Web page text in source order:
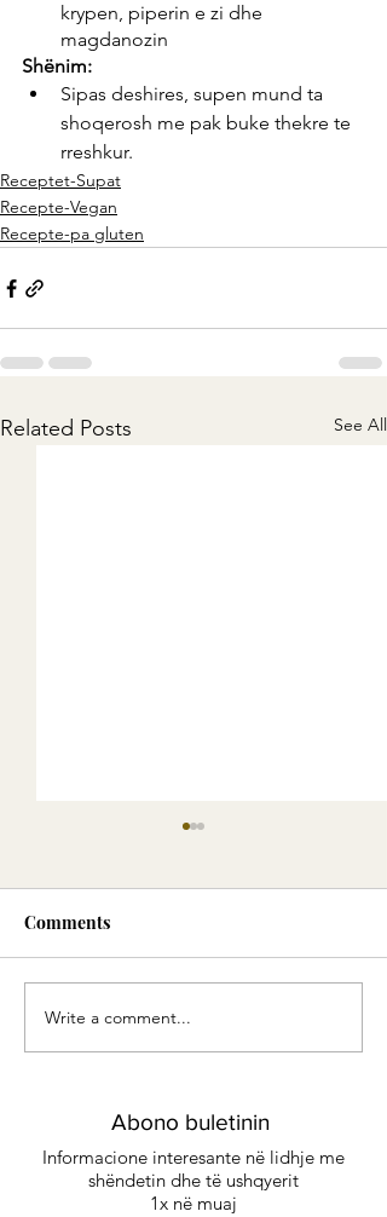
krypen, piperin e zi dhe
magdanozin
Shënim:
Sipas deshires, supen mund ta
shoqerosh me pak buke thekre te
rreshkur.
Receptet-Supat
Recepte-Vegan
Recepte-pa gluten
Related Posts See All
Green Smoothie -
Energjia e gjelbër
Comments
Write a comment...
Abono buletinin
Informacione interesante në lidhje me
shëndetin dhe të ushqyerit
1x në muaj